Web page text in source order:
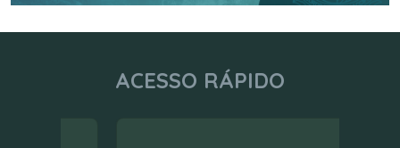
ACESSO RÁPIDO